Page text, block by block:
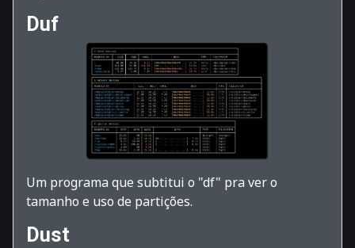
Duf
Um programa que subtitui o "df" pra ver o
tamanho e uso de partições.
Dust